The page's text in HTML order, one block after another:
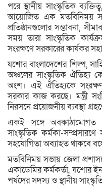
পরে স্থানীয় সাংস্কৃতিক
আয়োজিত এক মতবিনিময়
প্রতিষ্ঠানগুলোর সম্ভাবনা,
সময় তারা সাংস্কৃতিক
সংরক্ষণে সরকারের কার্যকর
যশোর বাংলাদেশের শিল্প,
অঞ্চলের সাংস্কৃতিক ঐতিহ্য
অংশ। এই ঐতিহ্যকে
সরকার কাজ করছে। মন্ত্রী
নিরসনে প্রয়োজনীয় ব্যবস্থা
একই সঙ্গে অবকাঠামোগত
সাংস্কৃতিক কর্মকা-সম্প্রসারণে
সহযোগিতা অব্যাহত থাকবে
মতবিনিময় সভায় জেলা
একাডেমির কর্মকর্তা, যশোর
পর্ষদের সদস্য ও স্থানীয়